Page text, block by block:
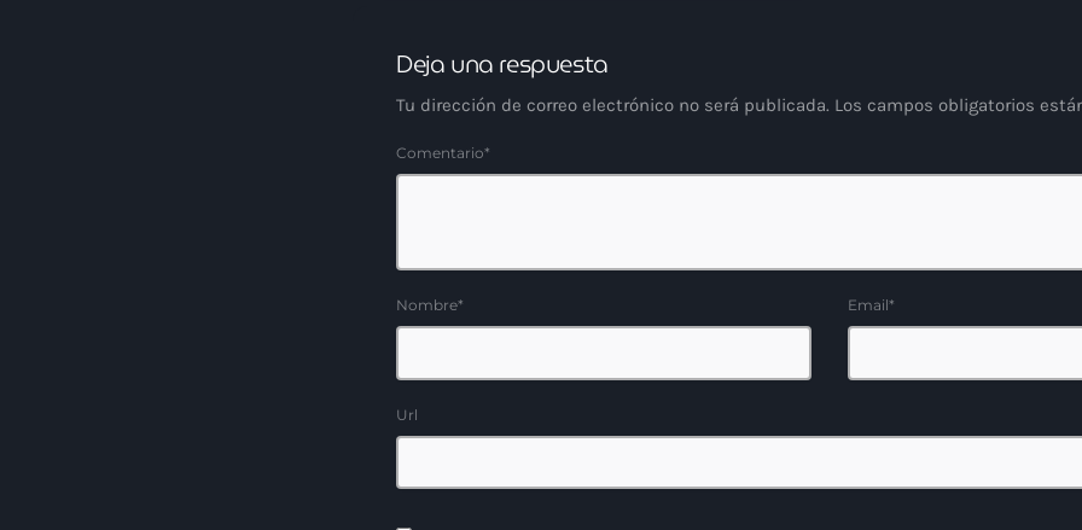
Deja una respuesta
Tu dirección de correo electrónico no será publicada. Los campos obligatorios
Comentario*
Nombre* Email*
Url